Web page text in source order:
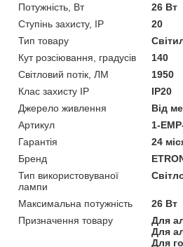
Потужність, Вт
26 Вт
Ступінь захисту, IP
20
Тип товару
Кут розсіювання, градусів
140
Світловий потік, ЛМ
1950
Клас захисту IP
IP20
Джерело живлення
Від
Артикул
1-
Гарантія
24
Бренд
Тип використовуваної
лампи
Максимальна потужність
26 Вт
Призначення товару
Для
Для
Для